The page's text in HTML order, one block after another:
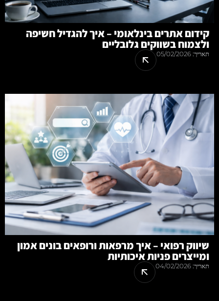
קידום אתרים בינלאומי – איך להגדיל חשיפה
ולצמוח בשווקים גלובליים
תאריך:05/02/2026
שיווק רפואי – איך מרפאות ורופאים בונים אמון
ומייצרים פניות איכותיות
תאריך:04/02/2026